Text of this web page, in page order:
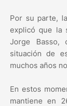
Por su parte,
explicó que la
Jorge Basso,
situación de
muchos años
En estos
mantiene en